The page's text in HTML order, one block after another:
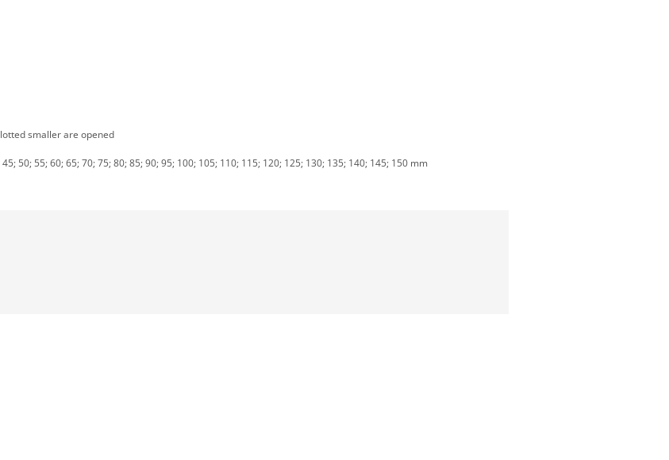
smaller are opened
50; 55; 60; 65; 70; 75; 80; 85; 90; 95; 100; 105; 110; 115; 120; 125; 130; 135; 140; 145; 150 mm